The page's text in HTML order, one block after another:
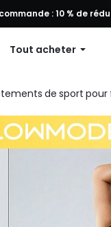
: 10 % de
Tout acheter
de sport